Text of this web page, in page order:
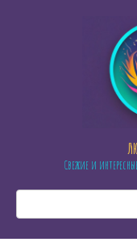
Свежие и